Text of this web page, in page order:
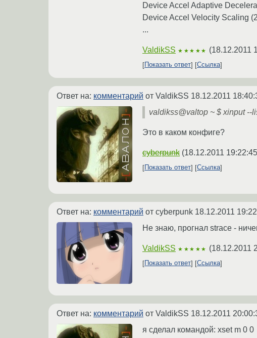
Device Accel Adaptive
Device Accel Velocity Scaling
...
ValdikSS ★★★★★ (18.12.2011
Показать ответ Ссылка
Ответ на: комментарий от ValdikSS 18.12.2011
valdikss@valtop ~ $ xinput --
Это в каком конфиге?
cyberpunk (18.12.2011
Показать ответ
Ссылка
Ответ на: комментарий от cyberpunk 18.12.2011
Не знаю, прогнал strace -
ValdikSS ★★★★★ (18.12.2011
Показать ответ Ссылка
Ответ на: комментарий от ValdikSS 18.12.2011
я сделал командой: xset m 0 0